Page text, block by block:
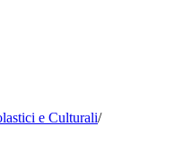
e Culturali/